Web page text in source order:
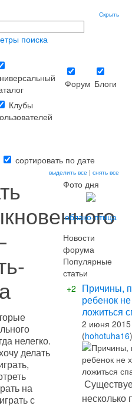
поиска
Форум Блоги
Клубы
сортировать по дате
Скрыть
выделить все | снять все
нелегко.
делать
на
с
Фото дня
облако-птица
Новости
форума
Популярные
статьи
+2 Причины,
ребенок
ложиться
2 июня 2015
(hohotuha16
несколько